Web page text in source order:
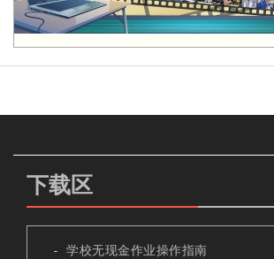
下载区
学校无现金作业操作指南